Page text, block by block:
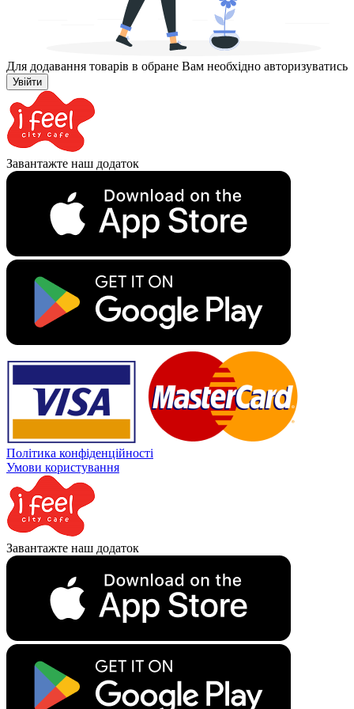
Для додавання товарів в обране Вам необхідно авторизуватись
Увійти
Завантажте наш додаток
Політика конфіденційності
Умови користування
Завантажте наш додаток